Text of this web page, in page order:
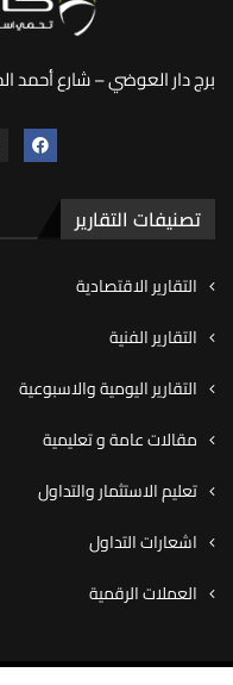
برج دار العوضي – شارع أحمد
تصنيفات التقارير
التقارير الاقتصادية
التقارير الفنية
التقارير اليومية والاسبوعية
مقالات عامة و تعليمية
تعليم الاستثمار والتداول
اشعارات التداول
العملات الرقمية